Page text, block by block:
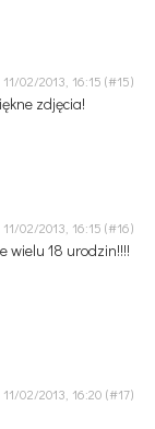
11/02/2013, 16:15
zdjęcia!
11/02/2013, 16:15
wielu 18 urodzin!!!!
11/02/2013, 16:20